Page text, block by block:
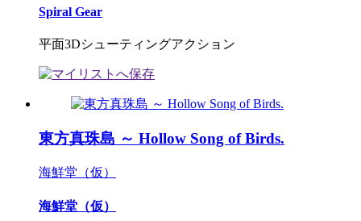
Spiral Gear
平面3Dシューティングアクション
東方真珠島 ～ Hollow Song of Birds.
海鮮堂（仮）
海鮮堂（仮）